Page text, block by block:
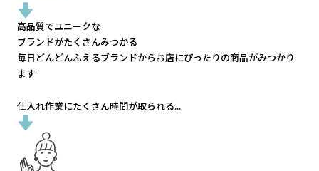
高品質でユニークな
ブランドがたくさんみつかる
毎日どんどんふえるブランドからお店にぴったりの商品がみつかり
ます
仕入れ作業にたくさん時間が取られる...